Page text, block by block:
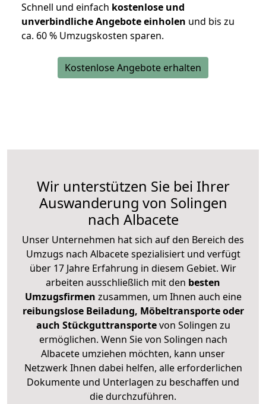
Schnell und einfach kostenlose und
unverbindliche Angebote einholen und bis zu
ca. 60 % Umzugskosten sparen.
Kostenlose Angebote erhalten
Wir unterstützen Sie bei Ihrer
Auswanderung von Solingen
nach Albacete
Unser Unternehmen hat sich auf den Bereich des
Umzugs nach Albacete spezialisiert und verfügt
über 17 Jahre Erfahrung in diesem Gebiet. Wir
arbeiten ausschließlich mit den besten
Umzugsfirmen zusammen, um Ihnen auch eine
reibungslose Beiladung, Möbeltransporte oder
auch Stückguttransportevon Solingen zu
ermöglichen. Wenn Sie von Solingen nach
Albacete umziehen möchten, kann unser
Netzwerk Ihnen dabei helfen, alle erforderlichen
Dokumente und Unterlagen zu beschaffen und
die durchzuführen.